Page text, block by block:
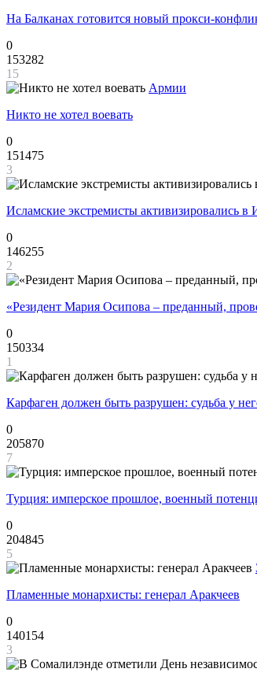
На Балканах готовится новый прокси-
0
153282
15
Армии
Никто не хотел воевать
0
151475
3
Исламские экстремисты активизировались в
0
146255
2
«Резидент Мария Осипова – преданный,
0
150334
1
Карфаген должен быть разрушен: судьба у
0
205870
7
Турция: имперское прошлое, военный
0
204845
5
Пламенные монархисты: генерал Аракчеев
0
140154
3